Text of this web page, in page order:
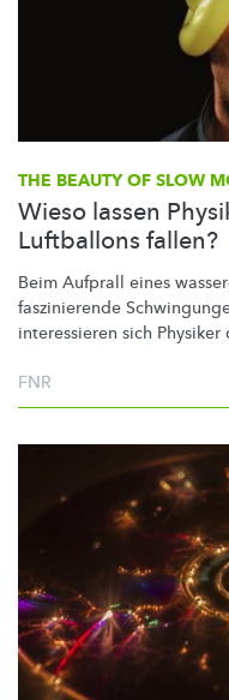
THE BEAUTY OF SLOW
Wieso lassen
Luftballons fallen?
Beim Aufprall eines
faszinierende
interessieren sich Physiker
FNR